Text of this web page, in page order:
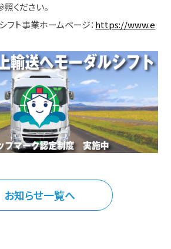
ください。
フト事業ホームページ： https://www.e
お知らせ一覧へ